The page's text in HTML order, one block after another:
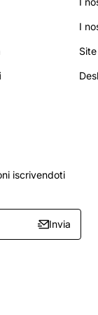
I
iscrivendoti
Invia